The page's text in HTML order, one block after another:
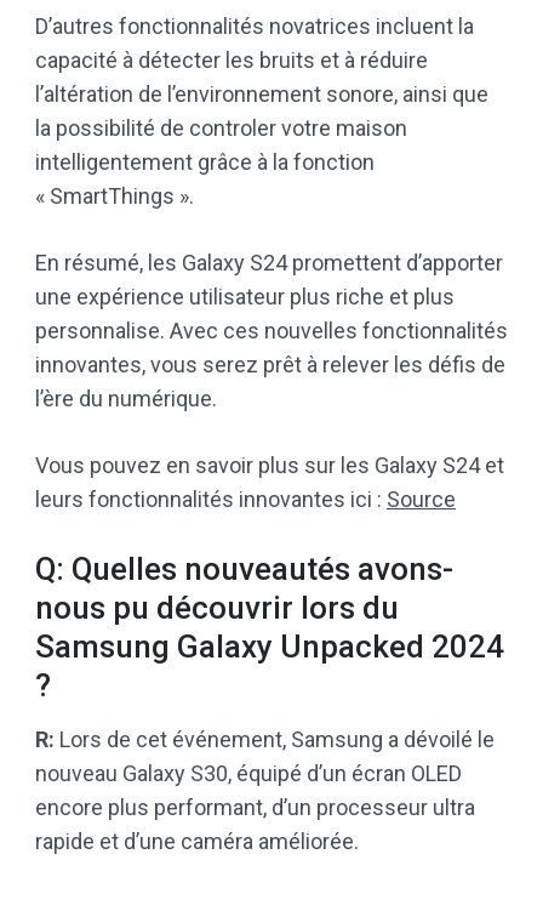
D’autres fonctionnalités novatrices incluent la
capacité à détecter les bruits et à réduire
l’altération de l’environnement sonore, ainsi que
la possibilité de controler votre maison
intelligentement grâce à la fonction
« SmartThings ».
En résumé, les Galaxy S24 promettent d’apporter
une expérience utilisateur plus riche et plus
personnalise. Avec ces nouvelles fonctionnalités
innovantes, vous serez prêt à relever les défis de
l’ère du numérique.
Vous pouvez en savoir plus sur les Galaxy S24 et
leurs fonctionnalités innovantes ici : Source
Q: Quelles nouveautés avons-
nous pu découvrir lors du
Samsung Galaxy Unpacked 2024
?
R: Lors de cet événement, Samsung a dévoilé le
nouveau Galaxy S30, équipé d’un écran OLED
encore plus performant, d’un processeur ultra
rapide et d’une caméra améliorée.